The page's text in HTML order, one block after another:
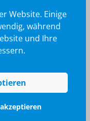
Website. Einige
während
und Ihre